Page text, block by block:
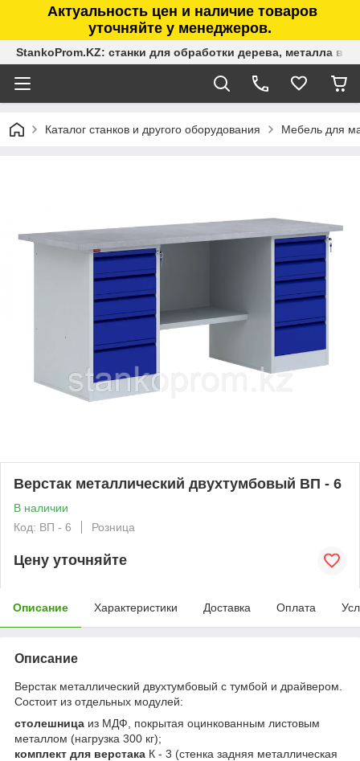
Актуальность цен и наличие товаров
уточняйте у менеджеров.
StankoProm.KZ: станки для обработки дерева, металла в
Каталог станков и другого оборудования Мебель для
Верстак металлический двухтумбовый ВП - 6
В наличии
Код: ВП - 6
Розница
Цену уточняйте
Описание Характеристики Доставка Оплата
Описание
Верстак металлический двухтумбовый с тумбой и драйвером.
Состоит из отдельных модулей:
столешница из МДФ, покрытая оцинкованным листовым
металлом (нагрузка 300 кг);
комплект для верстака К - 3 (стенка задняя металлическая